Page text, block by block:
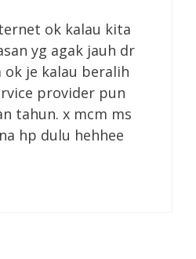
ok kalau kita
yg agak jauh dr
ok je kalau beralih
provider pun
tahun. x mcm ms
hp dulu hehhee